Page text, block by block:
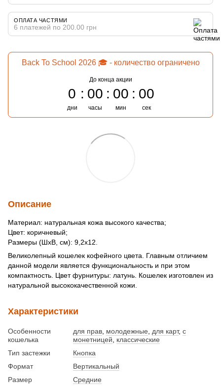
ОПЛАТА ЧАСТЯМИ
6 платежей по 200.00 грн
Back To School 2026 🎓 - количество ограничено
До конца акции
0
дни
00
часы
00
мин
00
сек
Описание
Материал: натуральная кожа высокого качества;
Цвет: коричневый;
Размеры (ШхВ, см): 9,2x12.
Великолепный кошелек кофейного цвета. Главным отличием
данной модели является функциональность и при этом
компактность. Цвет фурнитуры: латунь. Кошелек изготовлен из
натуральной высококачественной кожи.
Характеристики
Особенности
кошелька
для прав молодежные для карт, с
монетницей
классические
Тип застежки
Кнопка
Формат
Вертикальный
Размер
Средние